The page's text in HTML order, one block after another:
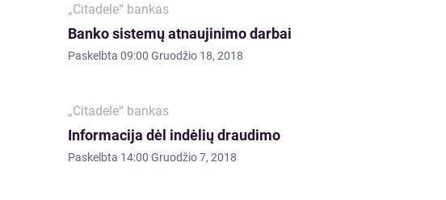
„Citadele“ bankas
Banko sistemų atnaujinimo darbai
Paskelbta 09:00 Gruodžio 18, 2018
„Citadele“ bankas
Informacija dėl indėlių draudimo
Paskelbta 14:00 Gruodžio 7, 2018